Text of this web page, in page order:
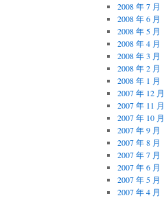
2008 年 7 月
2008 年 6 月
2008 年 5 月
2008 年 4 月
2008 年 3 月
2008 年 2 月
2008 年 1 月
2007 年 12 月
2007 年 11 月
2007 年 10 月
2007 年 9 月
2007 年 8 月
2007 年 7 月
2007 年 6 月
2007 年 5 月
2007 年 4 月